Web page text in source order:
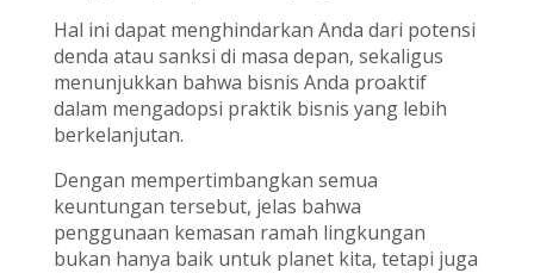
Hal ini dapat menghindarkan Anda dari potensi
denda atau sanksi di masa depan, sekaligus
menunjukkan bahwa bisnis Anda proaktif
dalam mengadopsi praktik bisnis yang lebih
berkelanjutan.
Dengan mempertimbangkan semua
keuntungan tersebut, jelas bahwa
penggunaan kemasan ramah lingkungan
bukan hanya baik untuk planet kita, tetapi juga